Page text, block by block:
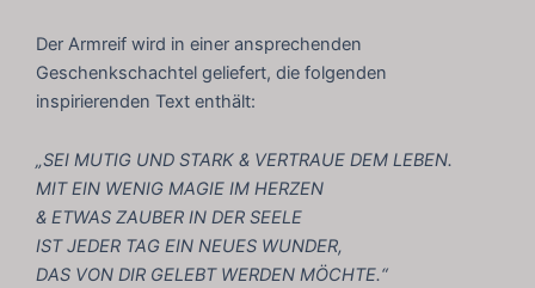
Der Armreif wird in einer ansprechenden
Geschenkschachtel geliefert, die folgenden
inspirierenden Text enthält:
„SEI MUTIG UND STARK & VERTRAUE DEM LEBEN.
MIT EIN WENIG MAGIE IM HERZEN
& ETWAS ZAUBER IN DER SEELE
IST JEDER TAG EIN NEUES WUNDER,
DAS VON DIR GELEBT WERDEN MÖCHTE.“